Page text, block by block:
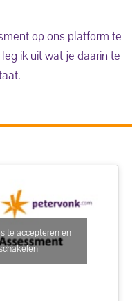
op ons platform te
ik uit wat je daarin te
te accepteren en